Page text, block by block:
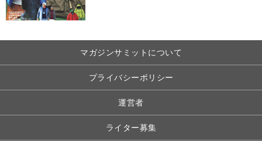
マガジンサミットについて
プライバシーポリシー
運営者
ライター募集